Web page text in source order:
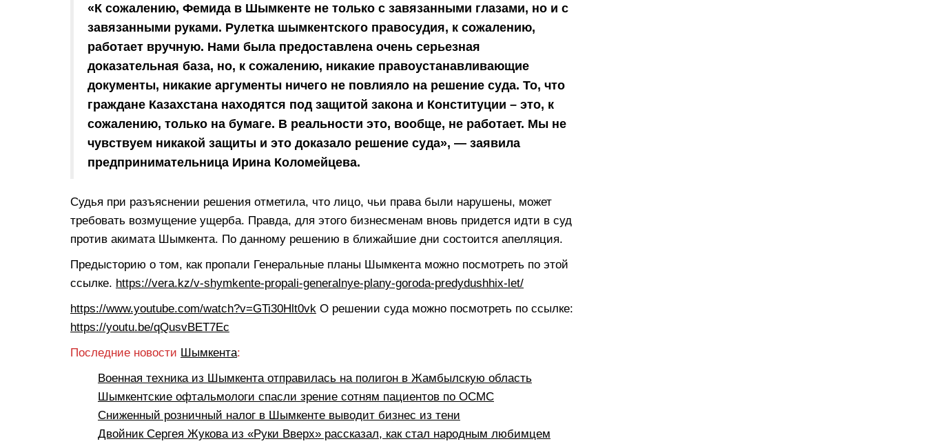
«К сожалению, Фемида в Шымкенте не только с завязанными глазами, но и с
завязанными руками. Рулетка шымкентского правосудия, к сожалению,
работает вручную. Нами была предоставлена очень серьезная
доказательная база, но, к сожалению, никакие правоустанавливающие
документы, никакие аргументы ничего не повлияло на решение суда. То, что
граждане Казахстана находятся под защитой закона и Конституции – это, к
сожалению, только на бумаге. В реальности это, вообще, не работает. Мы не
чувствуем никакой защиты и это доказало решение суда», — заявила
предпринимательница Ирина Коломейцева.
Судья при разъяснении решения отметила, что лицо, чьи права были нарушены, может
требовать возмущение ущерба. Правда, для этого бизнесменам вновь придется идти в суд
против акимата Шымкента. По данному решению в ближайшие дни состоится апелляция.
Предысторию о том, как пропали Генеральные планы Шымкента можно посмотреть по этой
ссылке. https://vera.kz/v-shymkente-propali-generalnye-plany-goroda-predydushhix-let/
https://www.youtube.com/watch?v=GTi30Hlt0vk О решении суда можно посмотреть по ссылке:
https://youtu.be/qQusvBET7Ec
Последние новости Шымкента:
Военная техника из Шымкента отправилась на полигон в Жамбылскую область
Шымкентские офтальмологи спасли зрение сотням пациентов по ОСМС
Сниженный розничный налог в Шымкенте выводит бизнес из тени
Двойник Сергея Жукова из «Руки Вверх» рассказал, как стал народным любимцем